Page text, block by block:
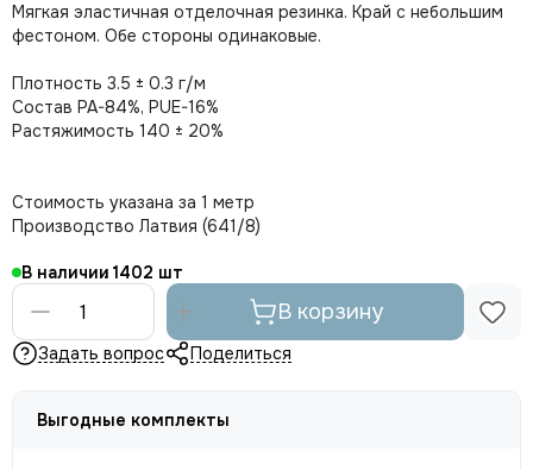
Мягкая эластичная отделочная резинка. Край с небольшим
фестоном. Обе стороны одинаковые.
Плотность 3.5 ± 0.3 г/м
Состав PA-84%, PUE-16%
Растяжимость 140 ± 20%
Стоимость указана за 1 метр
Производство Латвия (641/8)
В наличии 1402
В корзину
Задать вопрос Поделиться
Выгодные комплекты